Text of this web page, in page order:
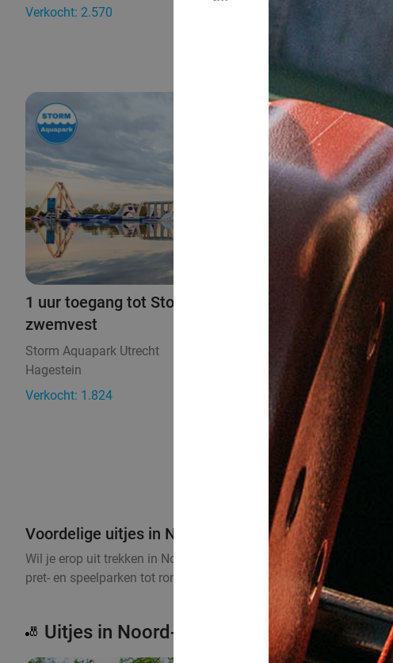
Verkocht: 2.570
€31,50
31%
1 uur toegang tot Storm Aquapark Utrecht +
zwemvest
Storm Aquapark Utrecht
9.4
Hagestein
17 min.
Verkocht: 1.824
€15,95
€10,95
Voordelige uitjes in Noord-Holland
Wil je erop uit trekken in Noord-Holland? Bekijk hier de tofste
pret- en speelparken tot rondvaarten en proeverijen. Waar kies jij
🎳 Uitjes in Noord-Holland